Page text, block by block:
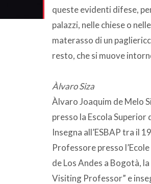
queste evidenti difese,
palazzi, nelle chiese o
materasso di un
resto, che si muove
Àlvaro Siza
Àlvaro Joaquim de Melo
presso la Escola
Insegna all’ESBAP tra il
Professore presso
de Los Andes a Bogotà,
Visiting Professor” e